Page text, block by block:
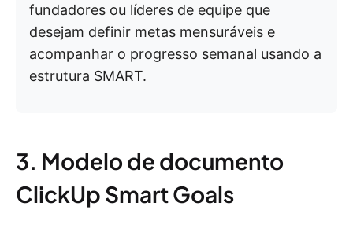
fundadores ou líderes de equipe que
desejam definir metas mensuráveis e
acompanhar o progresso semanal usando a
estrutura SMART.
3. Modelo de documento
ClickUp Smart Goals